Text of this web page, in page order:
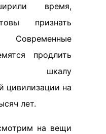
время,
признать
продлить
шкалу
цивилизации на
лет.
на вещи